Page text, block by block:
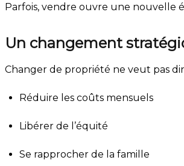
Parfois, vendre ouvre une nouvelle
Un changement
Changer de propriété ne veut pas
Réduire les coûts mensuels
Libérer de l’équité
Se rapprocher de la famille